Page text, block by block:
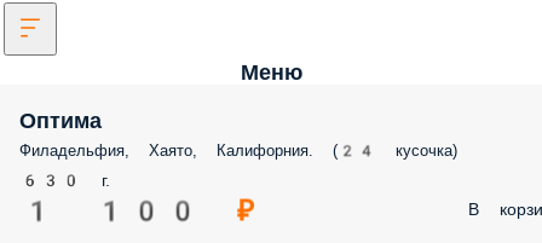
Меню
Оптима
Филадельфия, Хаято, Калифорния. (24 кусочка)
630 г.
1 100 ₽ В